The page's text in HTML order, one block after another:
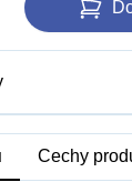
Cechy